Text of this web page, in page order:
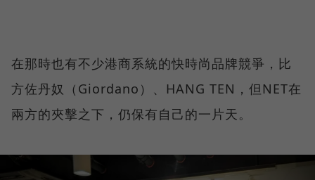
在那時也有不少港商系統的快時尚品牌競爭，比
方佐丹奴（Giordano）、HANG TEN，但NET在
兩方的夾擊之下，仍保有自己的一片天。